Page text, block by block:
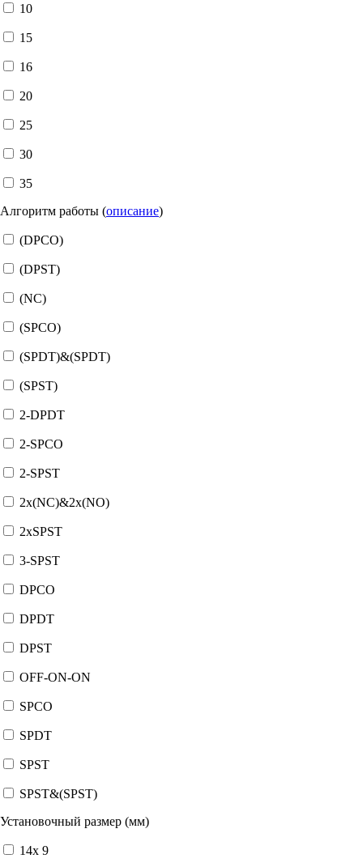
10
15
16
20
25
30
35
Алгоритм работы (описание)
(DPCO)
(DPST)
(NC)
(SPCO)
(SPDT)&(SPDT)
(SPST)
2-DPDT
2-SPCO
2-SPST
2x(NC)&2x(NO)
2xSPST
3-SPST
DPCO
DPDT
DPST
OFF-ON-ON
SPCO
SPDT
SPST
SPST&(SPST)
Установочный размер (мм)
14x 9